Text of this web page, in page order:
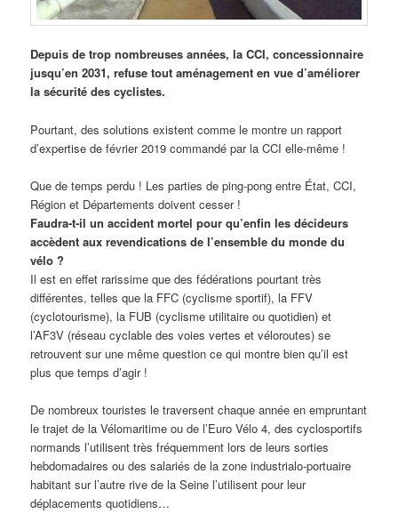
Depuis de trop nombreuses années, la CCI, concessionnaire
jusqu’en 2031, refuse tout aménagement en vue d’améliorer
la sécurité des cyclistes.
Pourtant, des solutions existent comme le montre un rapport
d’expertise de février 2019 commandé par la CCI elle-même !
Que de temps perdu ! Les parties de ping-pong entre État, CCI,
Région et Départements doivent cesser !
Faudra-t-il un accident mortel pour qu’enfin les décideurs
accèdent aux revendications de l’ensemble du monde du
vélo ?
Il est en effet rarissime que des fédérations pourtant très
différentes, telles que la FFC (cyclisme sportif), la FFV
(cyclotourisme), la FUB (cyclisme utilitaire ou quotidien) et
l’AF3V (réseau cyclable des voies vertes et véloroutes) se
retrouvent sur une même question ce qui montre bien qu’il est
plus que temps d’agir !
De nombreux touristes le traversent chaque année en empruntant
le trajet de la Vélomaritime ou de l’Euro Vélo 4, des cyclosportifs
normands l’utilisent très fréquemment lors de leurs sorties
hebdomadaires ou des salariés de la zone industrialo-portuaire
habitant sur l’autre rive de la Seine l’utilisent pour leur
déplacements quotidiens…